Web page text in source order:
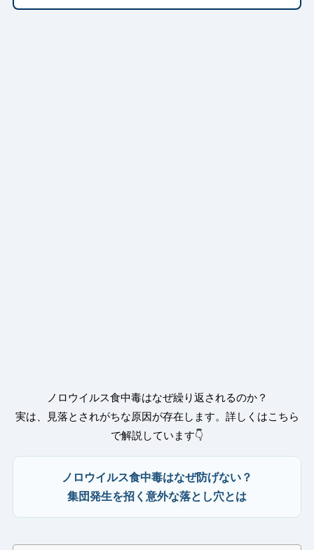
ノロウイルス食中毒はなぜ繰り返されるのか？
実は、見落とされがちな原因が存在します。詳しくはこちら
で解説しています👇
ノロウイルス食中毒はなぜ防げない？
集団発生を招く意外な落とし穴とは